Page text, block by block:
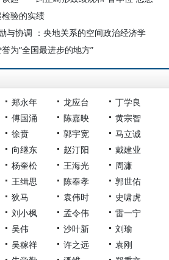
验的实绩
与协调 ：央地关系的空间政治经济学
为“全国最进步的地方”
郑永年 龙应台
丁学良
傅国涌 陈嘉映
黄宗智
徐贲 郭宇宽
马立诚
向继东 赵汀阳
戴建业
杨奎松 王海光
周濂
王缉思 陈奉孝
郭世佑
狄马 袁伟时
史啸虎
刘小枫 孟令伟
雷一宁
吴伟 沙叶新
刘瑜
吴稼祥 许之远
袁刚